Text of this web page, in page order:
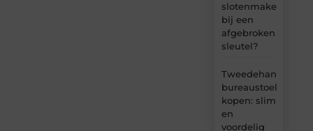
slotenmaker
bij een
afgebroken
sleutel?
Tweedehands
bureaustoel
kopen: slim
en
voordelig